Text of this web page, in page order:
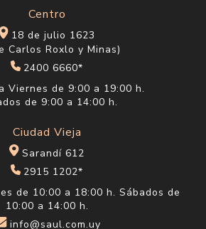
Centro
18 de julio 1623
Carlos Roxlo y Minas)
2400 6660*
Viernes de 9:00 a 19:00 h.
de 9:00 a 14:00 h.
Ciudad Vieja
Sarandí 612
2915 1202*
de 10:00 a 18:00 h. Sábados de
10:00 a 14:00 h.
info@saul.com.uy